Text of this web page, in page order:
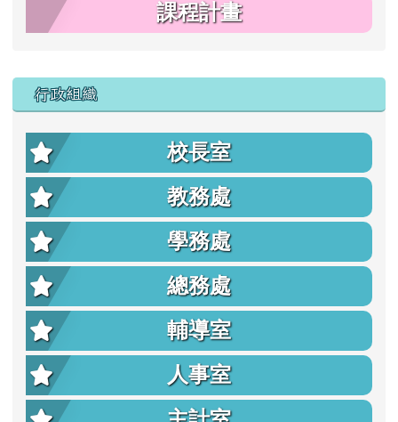
課程計畫
行政組織
校長室
教務處
學務處
總務處
輔導室
人事室